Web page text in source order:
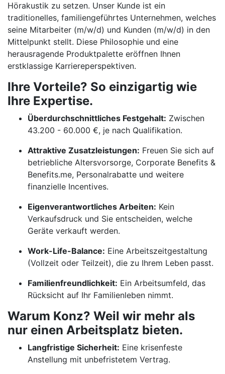
Hörakustik zu setzen. Unser Kunde ist ein
traditionelles, familiengeführtes Unternehmen, welches
seine Mitarbeiter (m/w/d) und Kunden (m/w/d) in den
Mittelpunkt stellt. Diese Philosophie und eine
herausragende Produktpalette eröffnen Ihnen
erstklassige Karriereperspektiven.
Ihre Vorteile? So einzigartig wie
Ihre Expertise.
Überdurchschnittliches Festgehalt: Zwischen
43.200 - 60.000 €, je nach Qualifikation.
Attraktive Zusatzleistungen: Freuen Sie sich auf
betriebliche Altersvorsorge, Corporate Benefits &
Benefits.me, Personalrabatte und weitere
finanzielle Incentives.
Eigenverantwortliches Arbeiten: Kein
Verkaufsdruck und Sie entscheiden, welche
Geräte verkauft werden.
Work-Life-Balance: Eine Arbeitszeitgestaltung
(Vollzeit oder Teilzeit), die zu Ihrem Leben passt.
Familienfreundlichkeit: Ein Arbeitsumfeld, das
Rücksicht auf Ihr Familienleben nimmt.
Warum Konz? Weil wir mehr als
nur einen Arbeitsplatz bieten.
Langfristige Sicherheit: Eine krisenfeste
Anstellung mit unbefristetem Vertrag.